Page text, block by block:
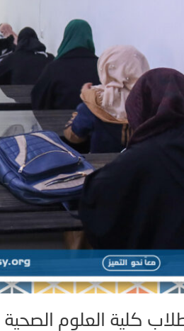
كلية العلوم